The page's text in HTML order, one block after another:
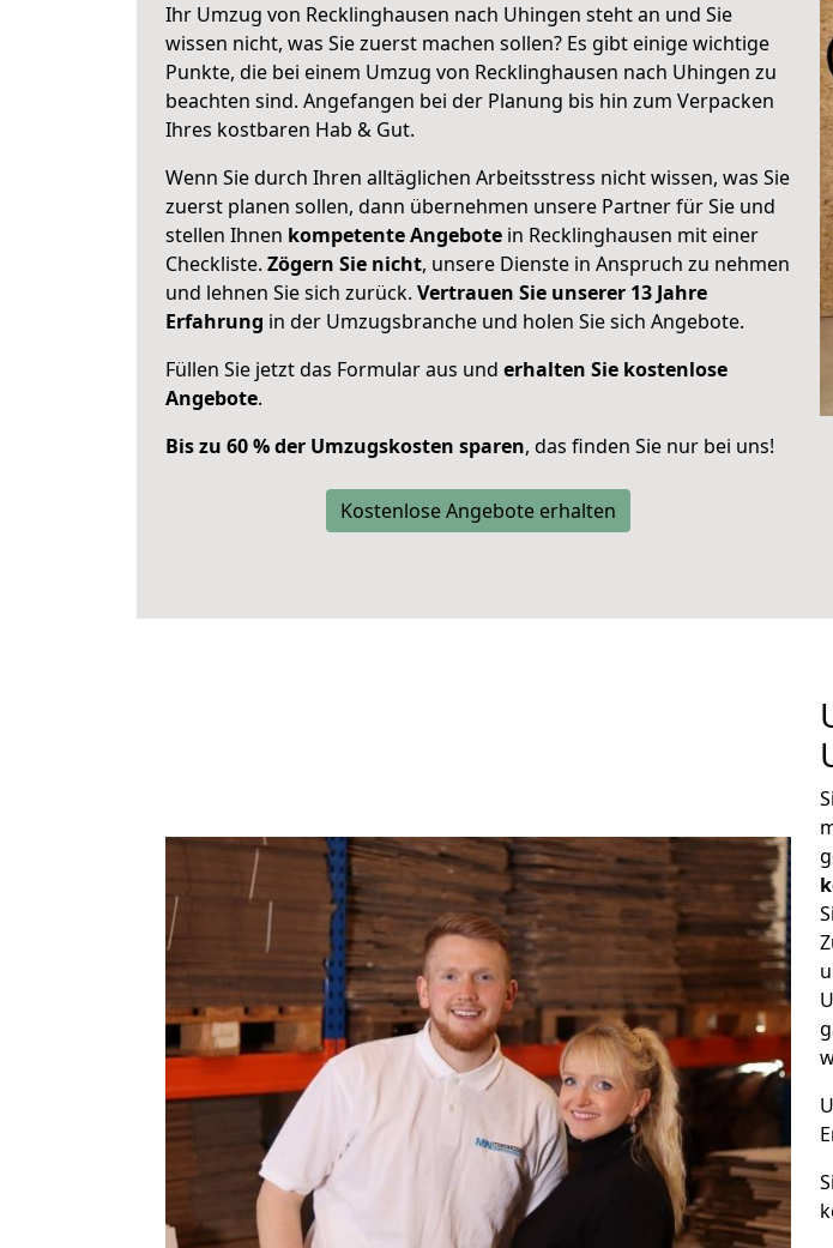
Ihr Umzug von Recklinghausen nach Uhingen steht an und Sie
wissen nicht, was Sie zuerst machen sollen? Es gibt einige wichtige
Punkte, die bei einem Umzug von Recklinghausen nach Uhingen zu
beachten sind. Angefangen bei der Planung bis hin zum Verpacken
Ihres kostbaren Hab & Gut.
Wenn Sie durch Ihren alltäglichen Arbeitsstress nicht wissen, was Sie
zuerst planen sollen, dann übernehmen unsere Partner für Sie und
stellen Ihnen kompetente Angebote in Recklinghausen mit einer
Checkliste. Zögern Sie nicht, unsere Dienste in Anspruch zu nehmen
und lehnen Sie sich zurück. Vertrauen Sie unserer 13 Jahre
Erfahrung in der Umzugsbranche und holen Sie sich Angebote.
Füllen Sie jetzt das Formular aus und erhalten Sie kostenlose
Angebote.
Bis zu 60 % der Umzugskosten sparen, das finden Sie nur bei uns!
Kostenlose Angebote erhalten